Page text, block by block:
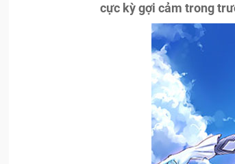
cực kỳ gợi cảm trong